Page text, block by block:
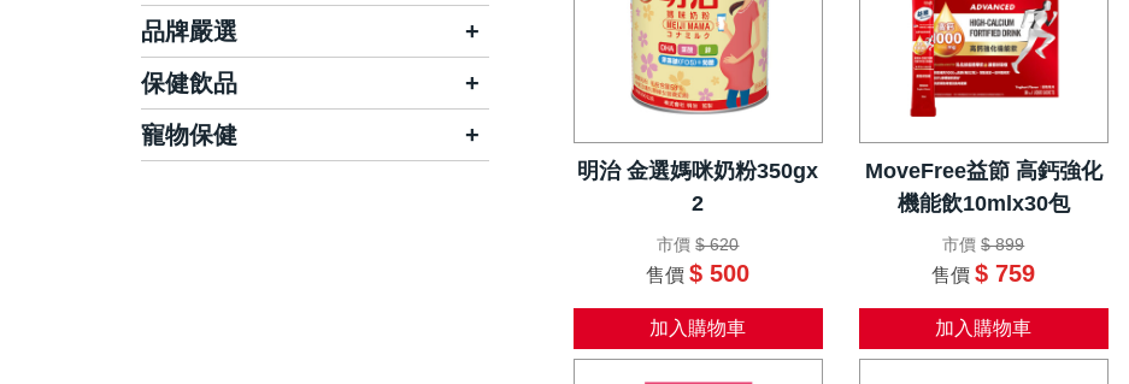
明治 金選媽咪奶粉350gx
2
市價 $ 620
售價 $ 500
加入購物車
MoveFree益節 高鈣強化
機能飲10mlx30包
市價 $ 899
售價 $ 759
加入購物車
營養補充
活力應援
思考靈活
消化順暢
腸道保健
舒敏防護
維生素/B群
葡萄糖胺/軟骨素/膠原蛋白
葉黃素/蝦紅素/玉米黃素/金盞花
益生菌/酵素/纖維
兒童保健
女性保健
銀髮保健
素食保健
品牌嚴選
哺智
Dr醫生菌
保健飲品
電解質/水
寵物保健